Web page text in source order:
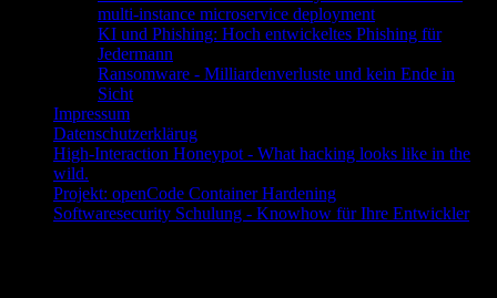
multi-instance microservice deployment
KI und Phishing: Hoch entwickeltes Phishing für
Jedermann
Ransomware - Milliardenverluste und kein Ende in
Sicht
Impressum
Datenschutzerklärug
High-Interaction Honeypot - What hacking looks like in the
wild.
Projekt: openCode Container Hardening
Softwaresecurity Schulung - Knowhow für Ihre Entwickler